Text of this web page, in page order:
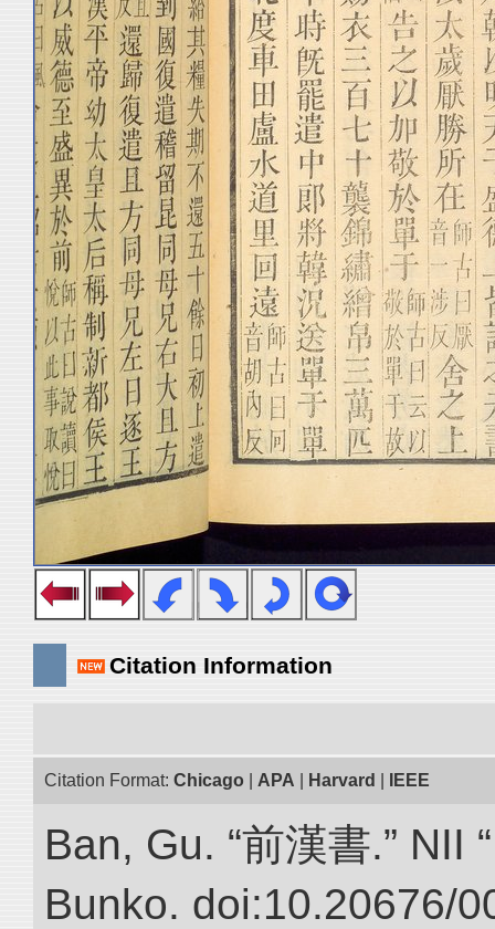
Citation Information
Citation Format: Chicago APA Harvard IEEE
Ban, Gu. “前漢書.” NII
Bunko. doi:10.20676/